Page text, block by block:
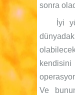
sonra
İyi
Ve